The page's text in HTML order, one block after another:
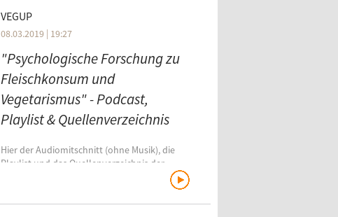
VEGUP
08.03.2019 | 19:27
"Psychologische Forschung zu
Fleischkonsum und
Vegetarismus" - Podcast,
Playlist & Quellenverzeichnis
Hier der Audiomitschnitt (ohne Musik), die
Playlist und das Quellenverzeichnis der
Fleischkonsum und Vegetarismus.